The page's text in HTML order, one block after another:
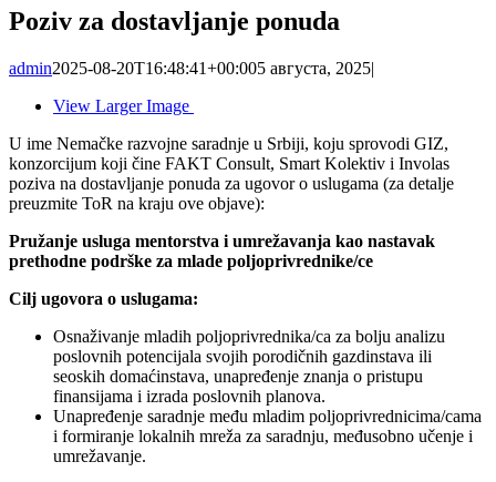
Poziv za dostavljanje ponuda
admin2025-08-20T16:48:41+00:005 августа, 2025|
View Larger Image
U ime Nemačke razvojne saradnje u Srbiji, koju sprovodi GIZ,
konzorcijum koji čine FAKT Consult, Smart Kolektiv i Involas
poziva na dostavljanje ponuda za ugovor o uslugama (za detalje
preuzmite ToR na kraju ove objave):
Pružanje usluga mentorstva i umrežavanja kao nastavak
prethodne podrške za mlade poljoprivrednike/ce
Cilj ugovora o uslugama:
Osnaživanje mladih poljoprivrednika/ca za bolju analizu
poslovnih potencijala svojih porodičnih gazdinstava ili
seoskih domaćinstava, unapređenje znanja o pristupu
finansijama i izrada poslovnih planova.
Unapređenje saradnje među mladim poljoprivrednicima/cama
i formiranje lokalnih mreža za saradnju, međusobno učenje i
umrežavanje.